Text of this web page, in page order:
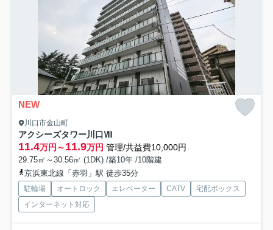
NEW
川口市金山町
アクシーズタワー川口Ⅷ
11.4万円～11.9万円 管理/共益費10,000円
29.75㎡～30.56㎡ (1DK) /築10年 /10階建
京浜東北線「赤羽」駅 徒歩35分
駐輪場 オートロック エレベーター CATV
宅配ボックス
インターネット対応